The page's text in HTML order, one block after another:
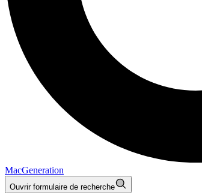
MacGeneration
Ouvrir formulaire de recherche